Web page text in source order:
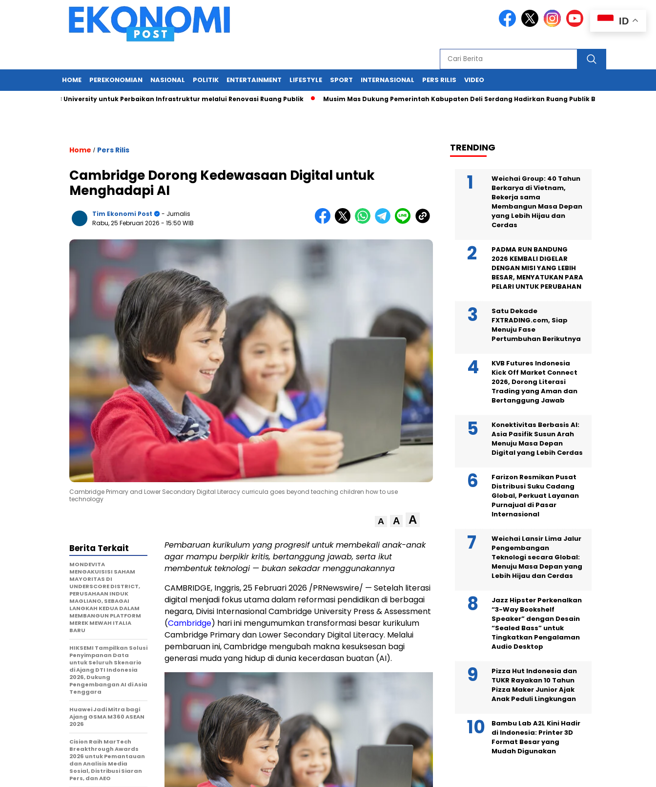
HOME PEREKONOMIAN NASIONAL POLITIK ENTERTAINMENT LIFESTYLE SPORT INTERNASIONAL PERS RILIS VIDEO
IPB University untuk Perbaikan Infrastruktur melalui Renovasi Ruang Publik Musim Mas Dukung Pemerintah Kabupaten Deli Serdang Hadirkan Ruang Publik Bersama melalui
Home / Pers Rilis
Cambridge Dorong Kedewasaan Digital untuk
Menghadapi AI
Tim Ekonomi Post
- Jurnalis
Rabu, 25 Februari 2026 - 15:50 WIB
Cambridge Primary and Lower Secondary Digital Literacy curricula goes beyond teaching children how to use
technology
A A A
Pembaruan kurikulum yang progresif untuk membekali anak-anak
agar mampu berpikir kritis, bertanggung jawab, serta ikut
membentuk teknologi — bukan sekadar menggunakannya
CAMBRIDGE, Inggris,25 Februari 2026 /PRNewswire/ — Setelah literasi
digital menjadi fokus utama dalam reformasi pendidikan di berbagai
negara, Divisi Internasional Cambridge University Press & Assessment
(Cambridge) hari ini mengumumkan transformasi besar kurikulum
Cambridge Primary dan Lower Secondary Digital Literacy. Melalui
pembaruan ini, Cambridge mengubah makna kesuksesan bagi
generasi muda yang hidup di dunia kecerdasan buatan (AI).
Berita Terkait
MONDEVITA
MENGAKUISISI SAHAM
MAYORITAS DI
UNDERSCORE DISTRICT,
PERUSAHAAN INDUK
MAGLIANO, SEBAGAI
LANGKAH KEDUA DALAM
MEMBANGUN PLATFORM
MEREK MEWAH ITALIA
BARU
HIKSEMI Tampilkan Solusi
Penyimpanan Data
untuk Seluruh Skenario
di Ajang DTI Indonesia
2026, Dukung
Pengembangan AI di Asia
Tenggara
Huawei Jadi Mitra bagi
Ajang GSMA M360 ASEAN
2026
Cision Raih MarTech
Breakthrough Awards
2026 untuk Pemantauan
dan Analisis Media
Sosial, Distribusi Siaran
Pers, dan AEO
TRENDING
Weichai Group: 40 Tahun
Berkarya di Vietnam,
Bekerja sama
Membangun Masa Depan
yang Lebih Hijau dan
Cerdas
PADMA RUN BANDUNG
2026 KEMBALI DIGELAR
DENGAN MISI YANG LEBIH
BESAR, MENYATUKAN PARA
PELARI UNTUK PERUBAHAN
Satu Dekade
FXTRADING.com, Siap
Menuju Fase
Pertumbuhan Berikutnya
KVB Futures Indonesia
Kick Off Market Connect
2026, Dorong Literasi
Trading yang Aman dan
Bertanggung Jawab
Konektivitas Berbasis AI:
Asia Pasifik Susun Arah
Menuju Masa Depan
Digital yang Lebih Cerdas
Farizon Resmikan Pusat
Distribusi Suku Cadang
Global, Perkuat Layanan
Purnajual di Pasar
Internasional
Weichai Lansir Lima Jalur
Pengembangan
Teknologi secara Global:
Menuju Masa Depan yang
Lebih Hijau dan Cerdas
Jazz Hipster Perkenalkan
“3-Way Bookshelf
Speaker” dengan Desain
“Sealed Bass” untuk
Tingkatkan Pengalaman
Audio Desktop
Pizza Hut Indonesia dan
TUKR Rayakan 10 Tahun
Pizza Maker Junior Ajak
Anak Peduli Lingkungan
Bambu Lab A2L Kini Hadir
di Indonesia: Printer 3D
Format Besar yang
Mudah Digunakan
ID